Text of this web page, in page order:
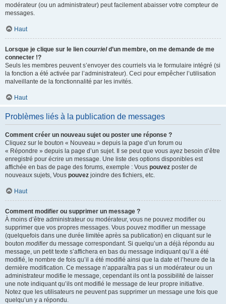
modérateur (ou un administrateur) peut facilement abaisser votre compteur de
messages.
Haut
Lorsque je clique sur le lien courrield’un membre, on me demande de me
connecter !?
Seuls les membres peuvent s’envoyer des courriels via le formulaire intégré (si
la fonction a été activée par l’administrateur). Ceci pour empêcher l’utilisation
malveillante de la fonctionnalité par les invités.
Haut
Problèmes liés à la publication de messages
Comment créer un nouveau sujet ou poster une réponse ?
Cliquez sur le bouton « Nouveau » depuis la page d’un forum ou
« Répondre » depuis la page d’un sujet. Il se peut que vous ayez besoin d’être
enregistré pour écrire un message. Une liste des options disponibles est
affichée en bas de page des forums, exemple : Vous pouvez poster de
nouveaux sujets, Vous pouvez joindre des fichiers, etc.
Haut
Comment modifier ou supprimer un message ?
À moins d’être administrateur ou modérateur, vous ne pouvez modifier ou
supprimer que vos propres messages. Vous pouvez modifier un message
(quelquefois dans une durée limitée après sa publication) en cliquant sur le
bouton modifierdu message correspondant. Si quelqu’un a déjà répondu au
message, un petit texte s’affichera en bas du message indiquant qu’il a été
modifié, le nombre de fois qu’il a été modifié ainsi que la date et l’heure de la
dernière modification. Ce message n’apparaîtra pas si un modérateur ou un
administrateur modifie le message, cependant ils ont la possibilité de laisser
une note indiquant qu’ils ont modifié le message de leur propre initiative.
Notez que les utilisateurs ne peuvent pas supprimer un message une fois que
quelqu’un y a répondu.